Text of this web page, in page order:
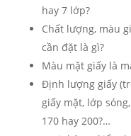
hay 7 lớp?
Chất lượng, màu
cần đặt là gì?
Màu mặt giấy là
Định lượng giấy
giấy mặt, lớp
170 hay 200?…